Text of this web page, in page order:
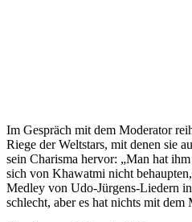
Im Gespräch mit dem Moderator
Riege der Weltstars, mit denen sie
sein Charisma hervor: „Man hat
sich von Khawatmi nicht
Medley von Udo-Jürgens-Liedern
schlecht, aber es hat nichts mit dem